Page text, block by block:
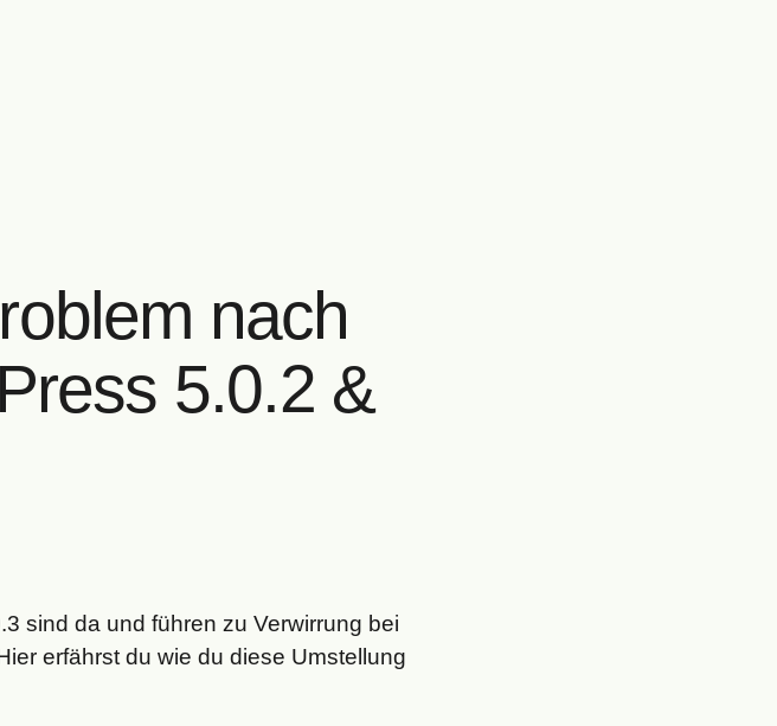
nach
5.0.2 &
sind da und führen zu Verwirrung bei
erfährst du wie du diese Umstellung